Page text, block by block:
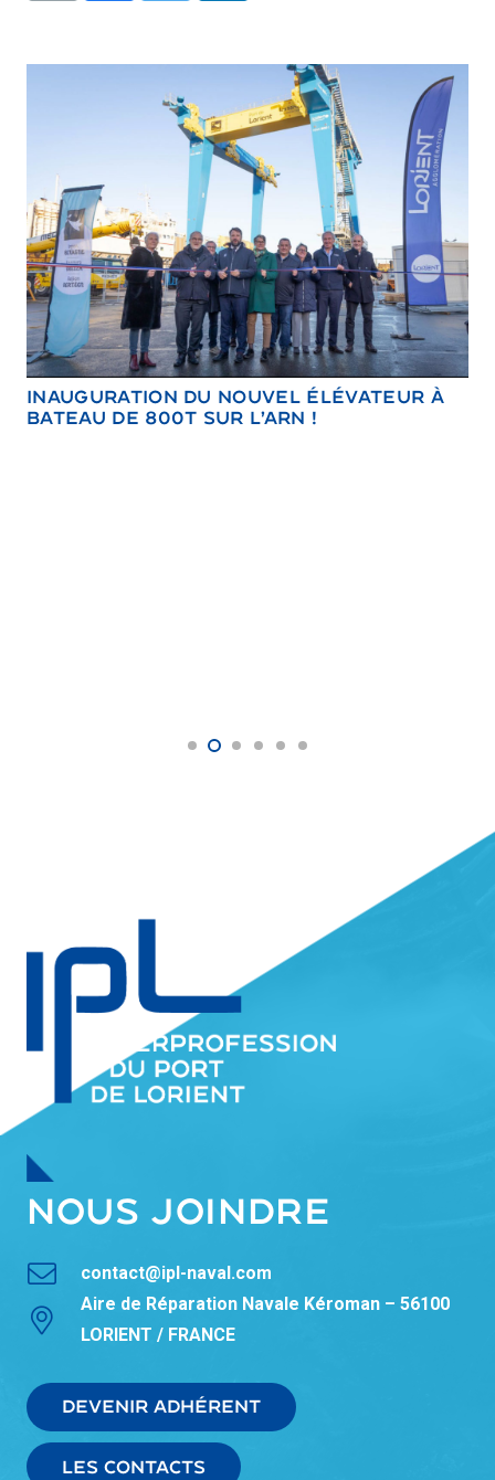
INAUGURATION DU NOUVEL ÉLÉVATEUR À
BATEAU DE 800T SUR L’ARN !
NOUS JOINDRE
contact@ipl-naval.com
Aire de Réparation Navale Kéroman – 56100
LORIENT / FRANCE
DEVENIR ADHÉRENT
LES CONTACTS